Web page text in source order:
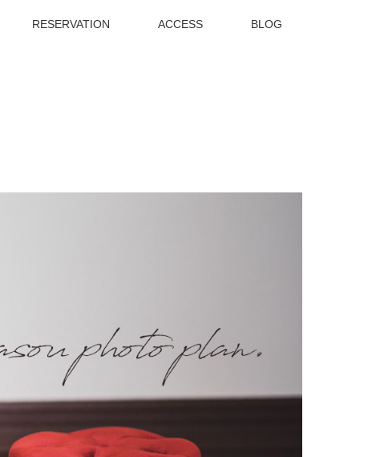
RESERVATION ACCESS BLOG